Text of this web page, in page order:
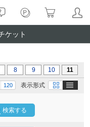
ケット
8 9 10 11
表示形式 画像
120